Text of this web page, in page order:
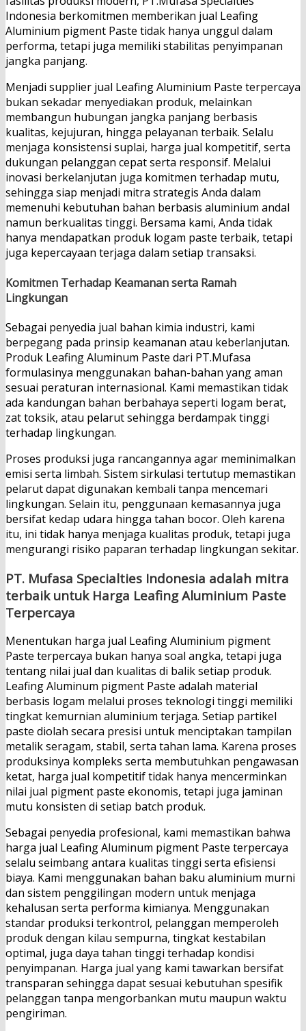
Indonesia berkomitmen memberikan jual Leafing
Aluminium pigment Paste tidak hanya unggul dalam
performa, tetapi juga memiliki stabilitas penyimpanan
jangka panjang.
Menjadi supplier jual Leafing Aluminium Paste terpercaya
bukan sekadar menyediakan produk, melainkan
membangun hubungan jangka panjang berbasis
kualitas, kejujuran, hingga pelayanan terbaik. Selalu
menjaga konsistensi suplai, harga jual kompetitif, serta
dukungan pelanggan cepat serta responsif. Melalui
inovasi berkelanjutan juga komitmen terhadap mutu,
sehingga siap menjadi mitra strategis Anda dalam
memenuhi kebutuhan bahan berbasis aluminium andal
namun berkualitas tinggi. Bersama kami, Anda tidak
hanya mendapatkan produk logam paste terbaik, tetapi
juga kepercayaan terjaga dalam setiap transaksi.
Komitmen Terhadap Keamanan serta Ramah
Lingkungan
Sebagai penyedia jual bahan kimia industri, kami
berpegang pada prinsip keamanan atau keberlanjutan.
Produk Leafing Aluminum Paste dari PT.Mufasa
formulasinya menggunakan bahan-bahan yang aman
sesuai peraturan internasional. Kami memastikan tidak
ada kandungan bahan berbahaya seperti logam berat,
zat toksik, atau pelarut sehingga berdampak tinggi
terhadap lingkungan.
Proses produksi juga rancangannya agar meminimalkan
emisi serta limbah. Sistem sirkulasi tertutup memastikan
pelarut dapat digunakan kembali tanpa mencemari
lingkungan. Selain itu, penggunaan kemasannya juga
bersifat kedap udara hingga tahan bocor. Oleh karena
itu, ini tidak hanya menjaga kualitas produk, tetapi juga
mengurangi risiko paparan terhadap lingkungan sekitar.
PT. Mufasa Specialties Indonesia adalah mitra
terbaik untuk Harga Leafing Aluminium Paste
Terpercaya
Menentukan harga jual Leafing Aluminium pigment
Paste terpercaya bukan hanya soal angka, tetapi juga
tentang nilai jual dan kualitas di balik setiap produk.
Leafing Aluminum pigment Paste adalah material
berbasis logam melalui proses teknologi tinggi memiliki
tingkat kemurnian aluminium terjaga. Setiap partikel
paste diolah secara presisi untuk menciptakan tampilan
metalik seragam, stabil, serta tahan lama. Karena proses
produksinya kompleks serta membutuhkan pengawasan
ketat, harga jual kompetitif tidak hanya mencerminkan
nilai jual pigment paste ekonomis, tetapi juga jaminan
mutu konsisten di setiap batch produk.
Sebagai penyedia profesional, kami memastikan bahwa
harga jual Leafing Aluminum pigment Paste terpercaya
selalu seimbang antara kualitas tinggi serta efisiensi
biaya. Kami menggunakan bahan baku aluminium murni
dan sistem penggilingan modern untuk menjaga
kehalusan serta performa kimianya. Menggunakan
standar produksi terkontrol, pelanggan memperoleh
produk dengan kilau sempurna, tingkat kestabilan
optimal, juga daya tahan tinggi terhadap kondisi
penyimpanan. Harga jual yang kami tawarkan bersifat
transparan sehingga dapat sesuai kebutuhan spesifik
pelanggan tanpa mengorbankan mutu maupun waktu
pengiriman.